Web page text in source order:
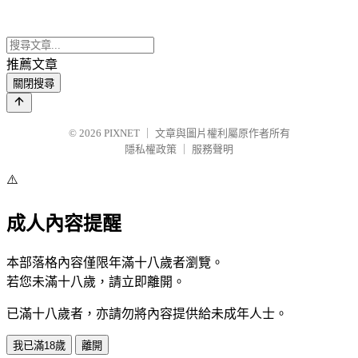
推薦文章
關閉搜尋
© 2026 PIXNET
文章與圖片權利屬原作者所有
隱私權政策
服務聲明
⚠️
成人內容提醒
本部落格內容僅限年滿十八歲者瀏覽。
若您未滿十八歲，請立即離開。
已滿十八歲者，亦請勿將內容提供給未成年人士。
我已滿18歲 離開